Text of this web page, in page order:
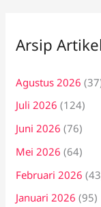
Arsip Artikel
Agustus 2026
Juli 2026 (124)
Juni 2026 (76)
Mei 2026 (64)
Februari 2026
Januari 2026 (95)